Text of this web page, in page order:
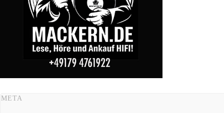
META